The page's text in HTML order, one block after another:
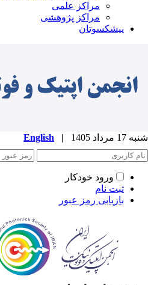
مراکز علمی
مراکز پژوهشی
پیشکسوتان
مرداد 1405 |
English
ورود خودکار
ثبت نام
بازیابی رمز عبور